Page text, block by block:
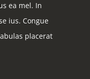
ea mel. In
ius. Congue
placerat